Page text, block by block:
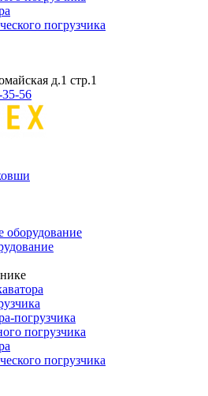
погрузчика
д.1 стр.1
56
оборудование
погрузчика
погрузчика
погрузчика